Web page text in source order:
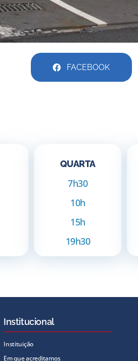
FACEBOOK
QUARTA
7h30
10h
15h
19h30
Institucional
Instituição
Em que acreditamos